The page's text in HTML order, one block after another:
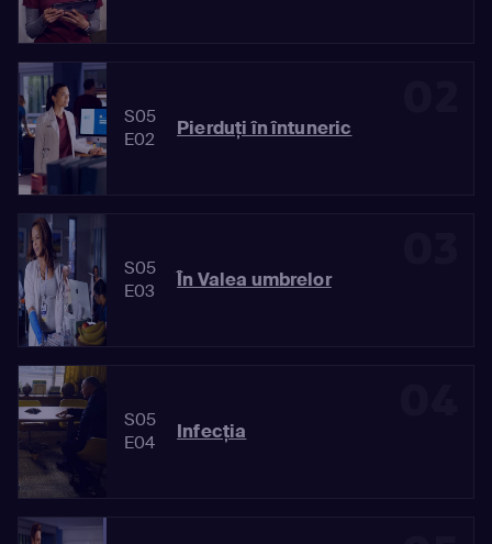
S05
E02
Pierduţi în întuneric
S05
E03
În Valea umbrelor
S05
E04
Infecţia